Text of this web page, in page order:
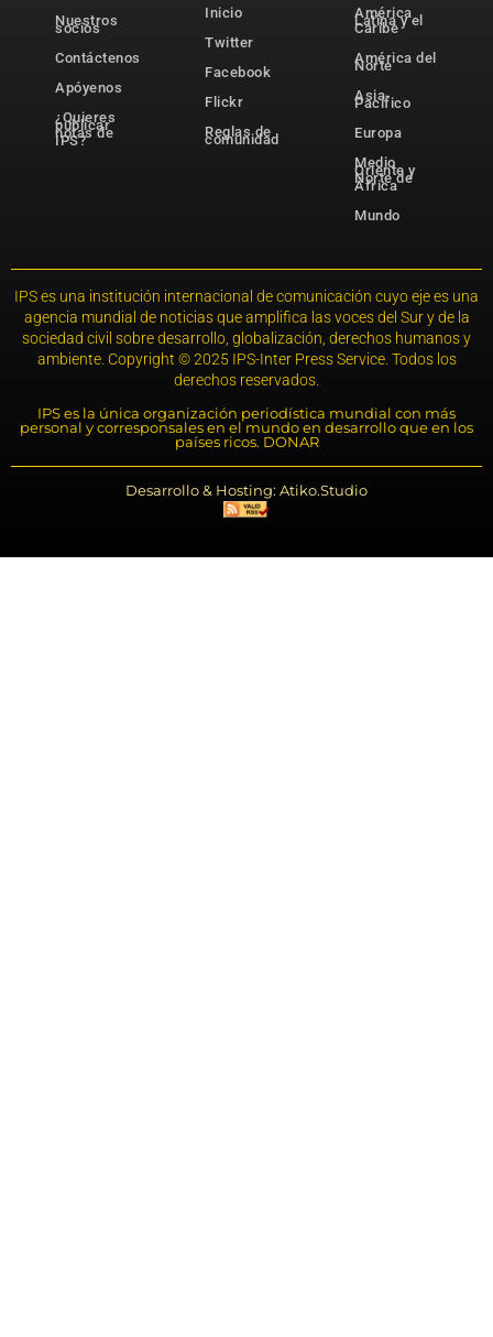
Nuestros
socios
Contáctenos
Apóyenos
¿Quieres
publicar
notas de
IPS?
Inicio
Twitter
Facebook
Flickr
Reglas de
comunidad
América
Latina y el
Caribe
América del
Norte
Asia-
Pacífico
Europa
Medio
Oriente y
Norte de
África
Mundo
IPS es una institución internacional de comunicación cuyo eje es una
agencia mundial de noticias que amplifica las voces del Sur y de la
sociedad civil sobre desarrollo, globalización, derechos humanos y
ambiente. Copyright © 2025 IPS-Inter Press Service. Todos los
derechos reservados.
IPS es la única organización periodística mundial con más
personal y corresponsales en el mundo en desarrollo que en los
países ricos. DONAR
Desarrollo & Hosting: Atiko.Studio